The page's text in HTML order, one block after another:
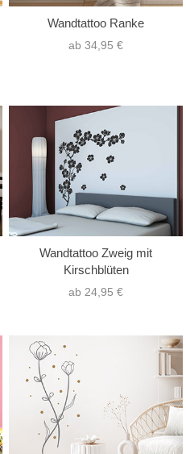
Wandtattoo Ranke
ab 34,95 €
Wandtattoo Zweig mit
Kirschblüten
ab 24,95 €